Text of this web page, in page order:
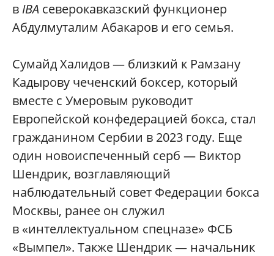
в IBA северокавказский функционер
Абдулмуталим Абакаров и его семья.
Сумайд Халидов — близкий к Рамзану
Кадырову чеченский боксер, который
вместе с Умеровым руководит
Европейской конфедерацией бокса, стал
гражданином Сербии в 2023 году. Еще
один новоиспеченный серб — Виктор
Шендрик, возглавляющий
наблюдательный совет Федерации бокса
Москвы, ранее он служил
в «интеллектуальном спецназе» ФСБ
«Вымпел». Также Шендрик — начальник